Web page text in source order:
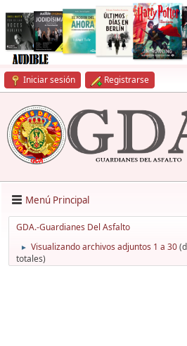
Iniciar sesión Registrarse
Menú Principal
GDA.-Guardianes Del Asfalto
► Visualizando archivos adjuntos 1 a 30
totales)